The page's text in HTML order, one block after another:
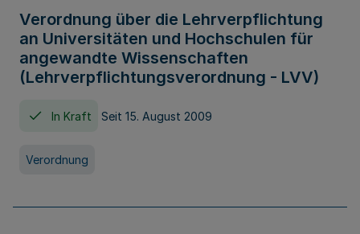
Verordnung über die Lehrverpflichtung
an Universitäten und Hochschulen für
angewandte Wissenschaften
(Lehrverpflichtungsverordnung - LVV)
In Kraft Seit 15. August 2009
Verordnung